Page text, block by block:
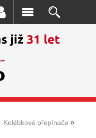
Kolébkové přepínače